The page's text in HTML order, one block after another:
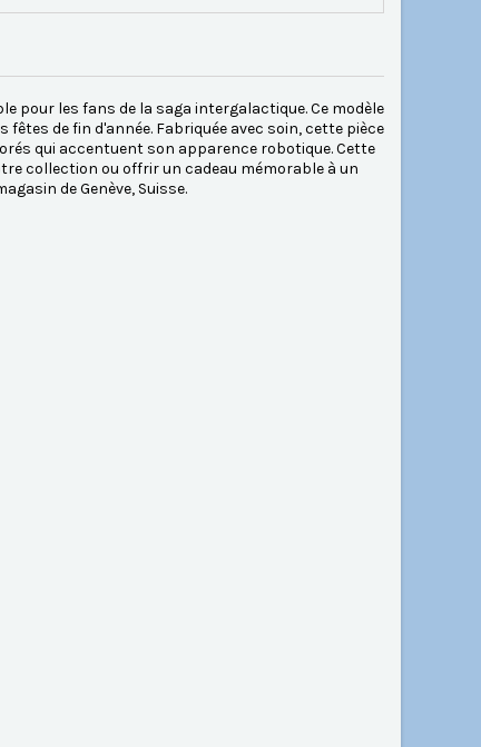
pour les fans de la saga intergalactique. Ce modèle
de fin d'année. Fabriquée avec soin, cette pièce
qui accentuent son apparence robotique. Cette
collection ou offrir un cadeau mémorable à un
de Genève, Suisse.